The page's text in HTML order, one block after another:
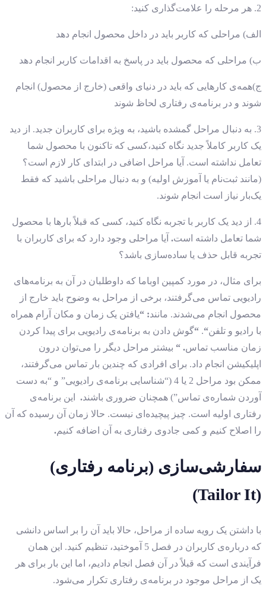
2. هر مرحله را علامت‌گذاری کنید:
الف) مراحلی که کاربر باید در داخل محصول انجام دهد
ب) مراحلی که محصول باید در پاسخ به اقدامات کاربر انجام دهد
ج)همه‌ی کارهایی که باید در دنیای واقعی (خارج از محصول) انجام
شوند و در برنامه‌ی رفتاری لحاظ شوند
3. به دنبال مراحل گمشده باشید، به ویژه برای کاربران جدید. از دید
یک کاربر کاملاً جدید نگاه کنید،کسی که تاکنون با محصول شما
تعامل نداشته است. آیا مراحل اضافی در ابتدای کار لازم است؟
(مانند ثبت‌نام یا آموزش اولیه) و به دنبال مراحلی باشید که فقط
یک‌بار نیاز است انجام شوند.
4. از دید یک کاربر با تجربه نگاه کنید، کسی که قبلاً بارها با محصول
شما تعامل داشته است. آیا مراحلی وجود دارد که برای کاربران با
تجربه قابل حذف یا ساده‌سازی باشد؟
برای مثال، در مورد کمپین اوباما که داوطلبان در آن به برنامه‌های
رادیویی تماس می‌گرفتند، برخی از مراحل به وضوح باید خارج از
محصول انجام می‌شدند. مانند: “یافتن یک زمان و مکان آرام همراه
با رادیو و تلفن“
.
“گوش دادن به برنامه‌ی رادیویی برای پیدا کردن
زمان مناسب تماس.
“ بیشتر مراحل دیگر را می‌توان درون
اپلیکیشن انجام داد. برای افرادی که چندین بار تماس می‌گرفتند،
ممکن بود مراحل 2 یا 4 (“شناسایی برنامه‌ی رادیویی” و “به دست
آوردن شماره‌ی تماس”) همچنان ضروری باشند.
این برنامه‌ی
رفتاری اولیه است. چیز پیچیده‌ای نیست. حالا زمان آن رسیده که آن
را اصلاح کنیم و کمی جادوی رفتاری به آن اضافه کنیم.
سفارشی‌سازی (برنامه رفتاری)
(Tailor It)
با داشتن یک رویه ساده از مراحل، حالا باید آن را بر اساس دانشی
که درباره‌ی کاربران در فصل 5 آموختید، تنظیم کنید. این همان
فرآیندی است که قبلاً در آن فصل انجام دادیم، اما این بار برای هر
یک از مراحل موجود در برنامه‌ی رفتاری تکرار می‌شود.